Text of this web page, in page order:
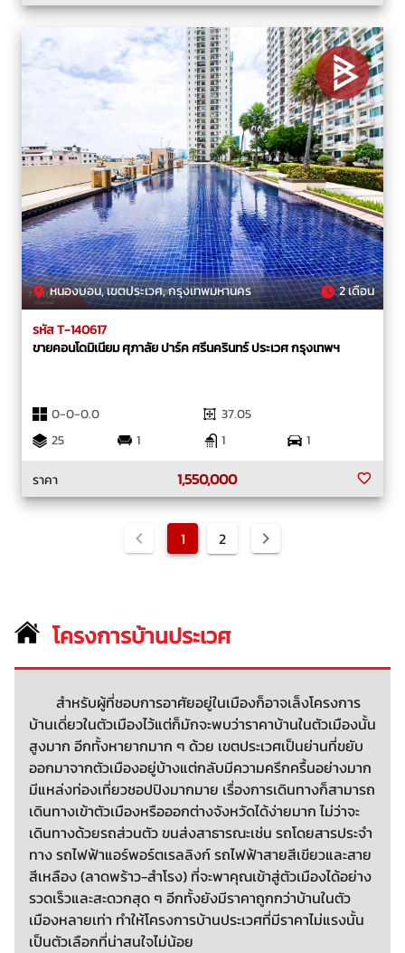
หนองบอน, เขตประเวศ, กรุงเทพมหานคร 2 เดือน
รหัส T-140617
ขายคอนโดมิเนียม ศุภาลัย ปาร์ค ศรีนครินทร์ ประเวศ กรุงเทพฯ
0-0-0.0
37.05
25
1 1
1
ราคา
1,550,000
1 2
โครงการบ้านประเวศ
สำหรับผู้ที่ชอบการอาศัยอยู่ในเมืองก็อาจเล็งโครงการ
บ้านเดี่ยวในตัวเมืองไว้แต่ก็มักจะพบว่าราคาบ้านในตัวเมืองนั้น
สูงมาก อีกทั้งหายากมาก ๆ ด้วย เขตประเวศเป็นย่านที่ขยับ
ออกมาจากตัวเมืองอยู่บ้างแต่กลับมีความครึกครื้นอย่างมาก
มีแหล่งท่องเที่ยวชอปปิงมากมาย เรื่องการเดินทางก็สามารถ
เดินทางเข้าตัวเมืองหรือออกต่างจังหวัดได้ง่ายมาก ไม่ว่าจะ
เดินทางด้วยรถส่วนตัว ขนส่งสาธารณะเช่น รถโดยสารประจำ
ทาง รถไฟฟ้าแอร์พอร์ตเรลลิงก์ รถไฟฟ้าสายสีเขียวและสาย
สีเหลือง (ลาดพร้าว-สำโรง) ที่จะพาคุณเข้าสู่ตัวเมืองได้อย่าง
รวดเร็วและสะดวกสุด ๆ อีกทั้งยังมีราคาถูกกว่าบ้านในตัว
เมืองหลายเท่า ทำให้โครงการบ้านประเวศที่มีราคาไม่แรงนั้น
เป็นตัวเลือกที่น่าสนใจไม่น้อย